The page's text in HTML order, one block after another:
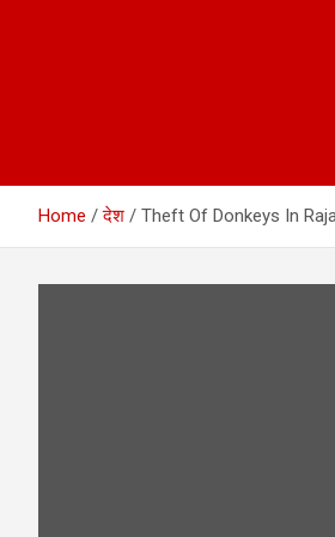
Home देश Theft Of Donkeys In